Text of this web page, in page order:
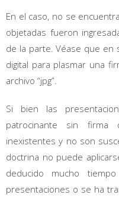
En el caso, no se
objetadas fueron
de la parte. Véase que en
digital para plasmar una
archivo “jpg”.
Si bien las
patrocinante sin
inexistentes y no son
doctrina no puede
deducido mucho
presentaciones o se ha